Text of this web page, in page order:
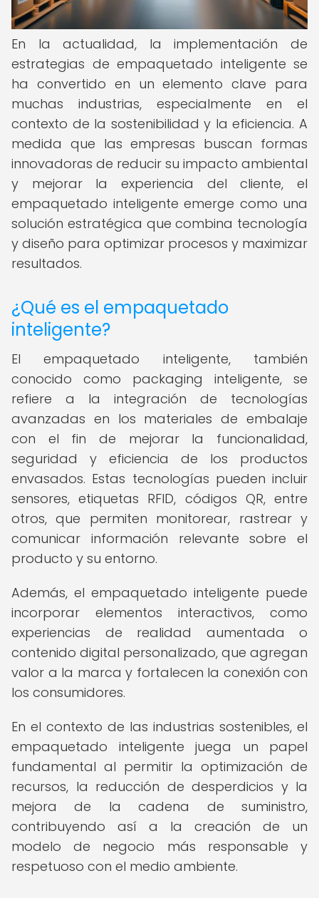
En la actualidad, la implementación de
estrategias de empaquetado inteligente se
ha convertido en un elemento clave para
muchas industrias, especialmente en el
contexto de la sostenibilidad y la eficiencia. A
medida que las empresas buscan formas
innovadoras de reducir su impacto ambiental
y mejorar la experiencia del cliente, el
empaquetado inteligente emerge como una
solución estratégica que combina tecnología
y diseño para optimizar procesos y maximizar
resultados.
¿Qué es el empaquetado
inteligente?
El empaquetado inteligente, también
conocido como packaging inteligente, se
refiere a la integración de tecnologías
avanzadas en los materiales de embalaje
con el fin de mejorar la funcionalidad,
seguridad y eficiencia de los productos
envasados. Estas tecnologías pueden incluir
sensores, etiquetas RFID, códigos QR, entre
otros, que permiten monitorear, rastrear y
comunicar información relevante sobre el
producto y su entorno.
Además, el empaquetado inteligente puede
incorporar elementos interactivos, como
experiencias de realidad aumentada o
contenido digital personalizado, que agregan
valor a la marca y fortalecen la conexión con
los consumidores.
En el contexto de las industrias sostenibles, el
empaquetado inteligente juega un papel
fundamental al permitir la optimización de
recursos, la reducción de desperdicios y la
mejora de la cadena de suministro,
contribuyendo así a la creación de un
modelo de negocio más responsable y
respetuoso con el medio ambiente.